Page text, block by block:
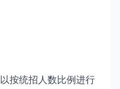
按统招人数比例进行